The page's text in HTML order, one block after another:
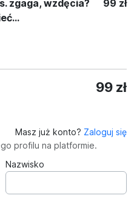
zgaga, wzdęcia?
99 zł
99 zł
Masz już konto? Zaloguj się
profilu na platformie.
Nazwisko